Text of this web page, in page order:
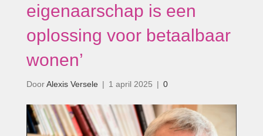
eigenaarschap is een
oplossing voor betaalbaar
wonen’
DoorAlexis Versele | 1 april 2025 | 0